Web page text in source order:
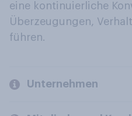
eine kontinuierliche
Überzeugungen,
führen.
Unternehmen